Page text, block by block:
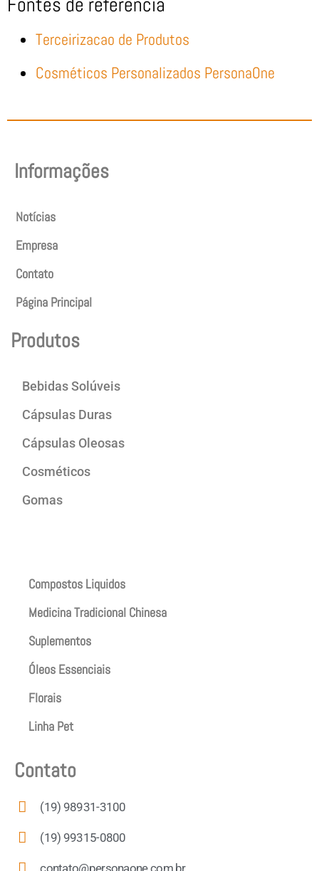
Terceirizacao de Produtos
Cosméticos Personalizados PersonaOne
Informações
Notícias
Empresa
Contato
Página Principal
Produtos
Bebidas Solúveis
Cápsulas Duras
Cápsulas Oleosas
Cosméticos
Gomas
Compostos Liquidos
Medicina Tradicional Chinesa
Suplementos
Óleos Essenciais
Florais
Linha Pet
Contato
(19) 98931-3100
(19) 99315-0800
contato@personaone.com.br